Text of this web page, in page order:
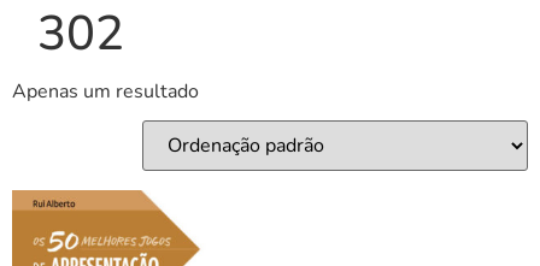
302
Apenas um resultado